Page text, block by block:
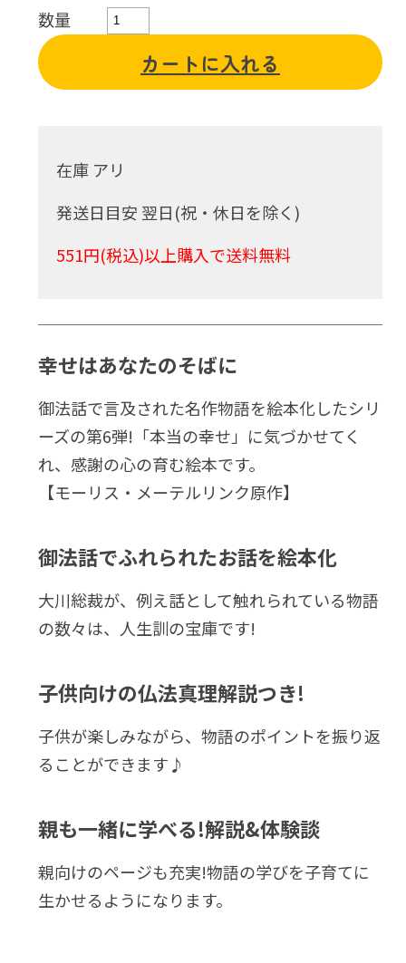
数量
カートに入れる
在庫 アリ
発送日目安 翌日(祝・休日を除く)
551円(税込)以上購入で送料無料
幸せはあなたのそばに
御法話で言及された名作物語を絵本化したシリ
ーズの第6弾!「本当の幸せ」に気づかせてく
れ、感謝の心の育む絵本です。
【モーリス・メーテルリンク原作】
御法話でふれられたお話を絵本化
大川総裁が、例え話として触れられている物語
の数々は、人生訓の宝庫です!
子供向けの仏法真理解説つき!
子供が楽しみながら、物語のポイントを振り返
ることができます♪
親も一緒に学べる!解説&体験談
親向けのページも充実!物語の学びを子育てに
生かせるようになります。